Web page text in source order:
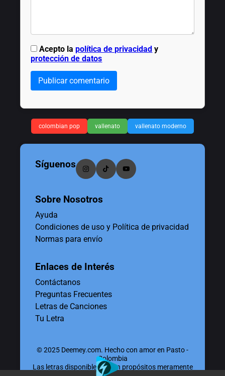
Acepto lapolítica de privacidad y
protección de datos
Publicar comentario
colombian pop vallenato vallenato moderno
Síguenos
Sobre Nosotros
Ayuda
Condiciones de uso y Política de privacidad
Normas para envío
Enlaces de Interés
Contáctanos
Preguntas Frecuentes
Letras de Canciones
Tu Letra
© 2025 Deemey.com. Hecho con amor en Pasto -
Colombia
Las letras disponibles tienen propósitos meramente